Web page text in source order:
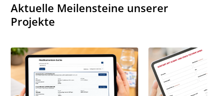
Aktuelle Meilensteine unserer
Projekte